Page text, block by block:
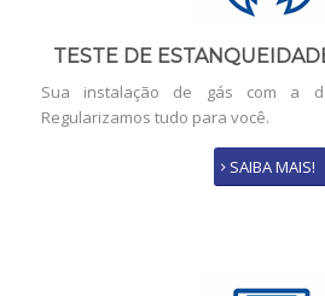
TESTE DE
Sua instalação de gás com a
Regularizamos tudo para você.
SAIBA MAIS!